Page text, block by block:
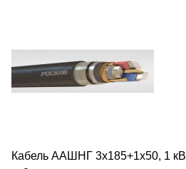
Кабель ААШНГ 3х185+1х50, 1 кВ